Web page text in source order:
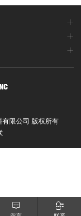
限公司 版权所有